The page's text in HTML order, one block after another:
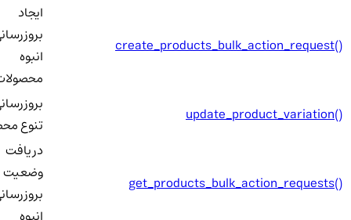
create_products_bulk_action_request()
ایجاد
انبوه
محصولات
update_product_variation()
بروزرسانی
تنوع
get_products_bulk_action_requests()
دریافت
وضعیت
بروزرسانی